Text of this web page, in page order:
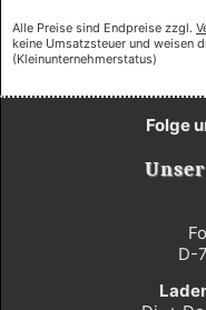
Alle Preise sind Endpreise zzgl.
keine Umsatzsteuer und weisen
(Kleinunternehmerstatus)
D-
Folge